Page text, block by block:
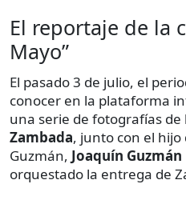
El reportaje de la
Mayo”
El pasado 3 de julio, el
conocer en la plataforma
una serie de fotografías de
Zambada, junto con el hijo
Guzmán, Joaquín Guzmán
orquestado la entrega de